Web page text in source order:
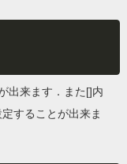
出来ます．また[]内
することが出来ま